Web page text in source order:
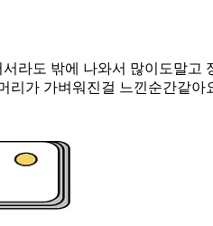
라도 밖에 나와서 많이도말고
가 가벼워진걸 느낀순간같